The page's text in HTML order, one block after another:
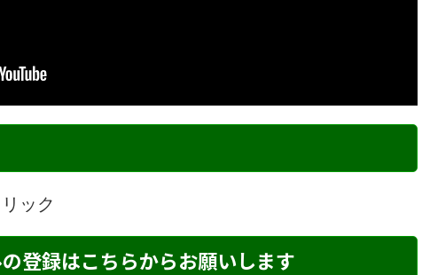
ック
登録はこちらからお願いします